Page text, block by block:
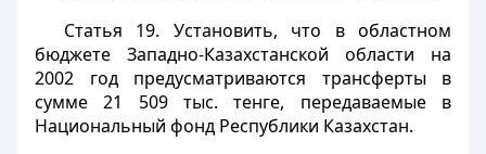
Статья 19. Установить, что в областном
бюджете Западно-Казахстанской области на
2002 год предусматриваются трансферты в
сумме 21 509 тыс. тенге, передаваемые в
Национальный фонд Республики Казахстан.